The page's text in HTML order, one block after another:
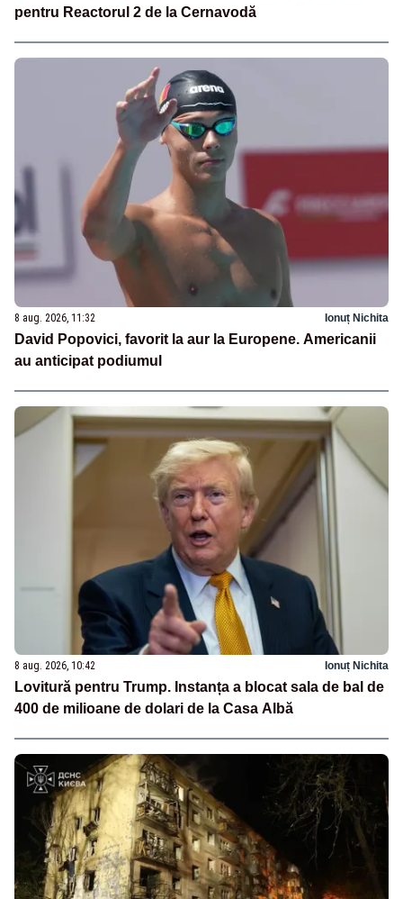
pentru Reactorul 2 de la Cernavodă
8 aug. 2026, 11:32 Ionuț Nichita
David Popovici, favorit la aur la Europene. Americanii
au anticipat podiumul
8 aug. 2026, 10:42 Ionuț Nichita
Lovitură pentru Trump. Instanța a blocat sala de bal de
400 de milioane de dolari de la Casa Albă